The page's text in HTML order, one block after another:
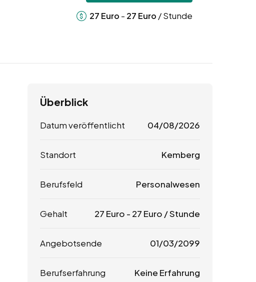
27 Euro - 27 Euro / Stunde
Überblick
Datum veröffentlicht 04/08/2026
Standort Kemberg
Berufsfeld Personalwesen
Gehalt 27 Euro - 27 Euro / Stunde
Angebotsende 01/03/2099
Berufserfahrung Keine Erfahrung